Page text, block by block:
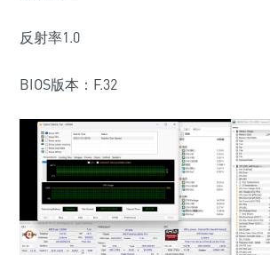
反射率1.0
BIOS版本：F.32